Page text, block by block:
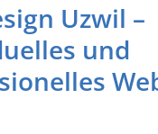
Uzwil –
und